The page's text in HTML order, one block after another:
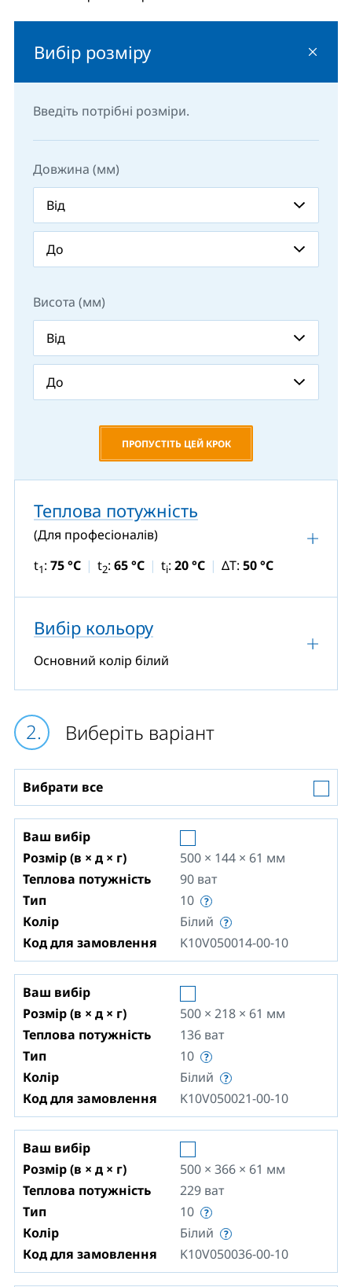
Вибір розміру
Введіть потрібні розміри.
Довжина (мм)
Висота (мм)
ПРОПУСТІТЬ ЦЕЙ КРОК
Теплова потужність
(Для професіоналів)
t1: 75 °C t2: 65 °C ti: 20 °C ΔT: 50 °C
Вибір кольору
Основний колір білий
Виберіть варіант
Вибрати все
Ваш вибір
Розмір (в × д × г)
500 × 144 × 61 мм
Теплова потужність
90 ват
Тип
10
Колір
Білий
Код для замовлення
K10V050014-00-10
Ваш вибір
Розмір (в × д × г)
500 × 218 × 61 мм
Теплова потужність
136 ват
Тип
10
Колір
Білий
Код для замовлення
K10V050021-00-10
Ваш вибір
Розмір (в × д × г)
500 × 366 × 61 мм
Теплова потужність
229 ват
Тип
10
Колір
Білий
Код для замовлення
K10V050036-00-10